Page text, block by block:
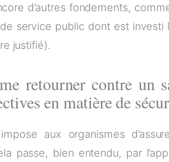
d’autres fondements,
service public dont est investi
justifié).
retourner contre un
en matière de
aux organismes
passe, bien entendu, par